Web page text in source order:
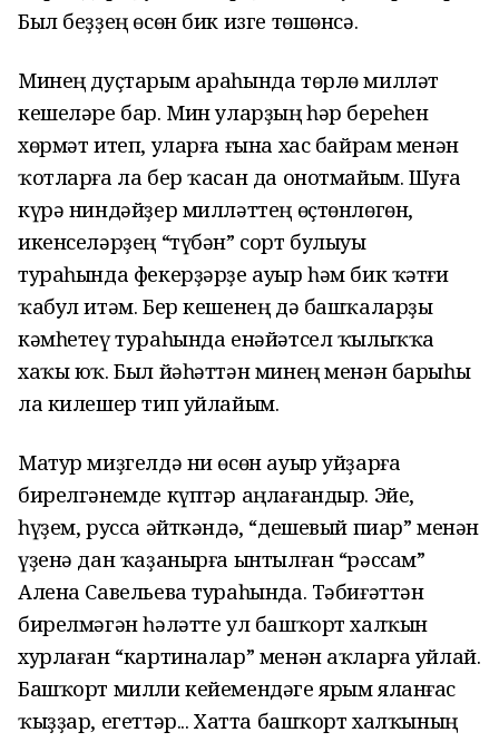
Был беҙҙең өсөн бик изге төшөнсә.
Минең дуҫтарым араһында төрлө милләт
кешеләре бар. Мин уларҙың һәр береһен
хөрмәт итеп, уларға ғына хас байрам менән
ҡотларға ла бер ҡасан да онотмайым. Шуға
күрә ниндәйҙер милләттең өҫтөнлөгөн,
икенселәрҙең “түбән” сорт булыуы
тураһында фекерҙәрҙе ауыр һәм бик ҡәтғи
ҡабул итәм. Бер кешенең дә башҡаларҙы
кәмһетеү тураһында енәйәтсел ҡылыҡҡа
хаҡы юҡ. Был йәһәттән минең менән барыһы
ла килешер тип уйлайым.
Матур миҙгелдә ни өсөн ауыр уйҙарға
бирелгәнемде күптәр аңлағандыр. Эйе,
һүҙем, русса әйткәндә, “дешевый пиар” менән
үҙенә дан ҡаҙанырға ынтылған “рәссам”
Алена Савельева тураһында. Тәбиғәттән
бирелмәгән һәләтте ул башҡорт халҡын
хурлаған “картиналар” менән аҡларға уйлай.
Башҡорт милли кейемендәге ярым яланғас
ҡыҙҙар, егеттәр... Хатта башҡорт халҡының